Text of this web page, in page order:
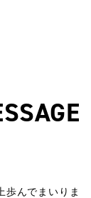
歩んでまいりま